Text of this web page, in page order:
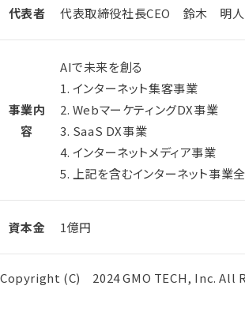
代表者 代表取締役社長CEO 鈴木 明人
事業内
容
AIで未来を創る
1. インターネット集客事業
2. WebマーケティングDX事業
3. SaaS DX事業
4. インターネットメディア事業
5. 上記を含むインターネット事業
資本金 1億円
Copyright (C) 2024 GMO TECH, Inc. All